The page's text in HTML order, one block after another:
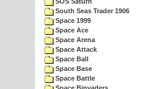
South Seas Trader 1906
Space 1999
Space Ace
Space Arena
Space Attack
Space Ball
Space Base
Space Battle